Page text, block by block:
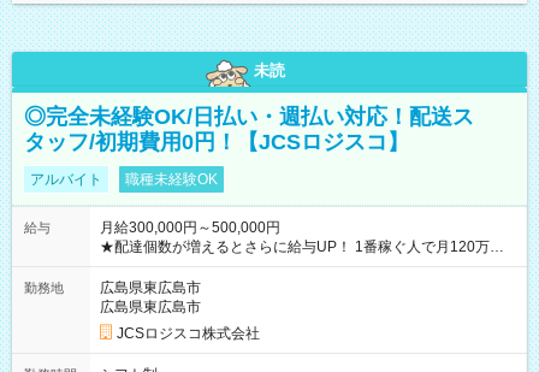
未読
◎完全未経験OK/日払い・週払い対応！配送ス
タッフ/初期費用0円！【JCSロジスコ】
アルバイト 職種未経験OK
給与
月給300,000円～500,000円
★配達個数が増えるとさらに給与UP！ 1番稼ぐ人で月120万ほ
ど！ ・主要都市エリア 月収55万円／週5日稼働 月収65万~112
万円／週6日稼働 ・地方郊外エリア 月収40万円／週5日稼働 月
収40万円~50万円／週6日稼働 ＜モデルイメージ＞ ■月収50万
円 (27歳男性/江東区在住)※元建築関係 1日150個配達×25日勤務
(日休み) ■月収80万円(43歳男性/墨田区在住)※元営業 1日200個
勤務地
広島県東広島市
広島県東広島市
JCSロジスコ株式会社